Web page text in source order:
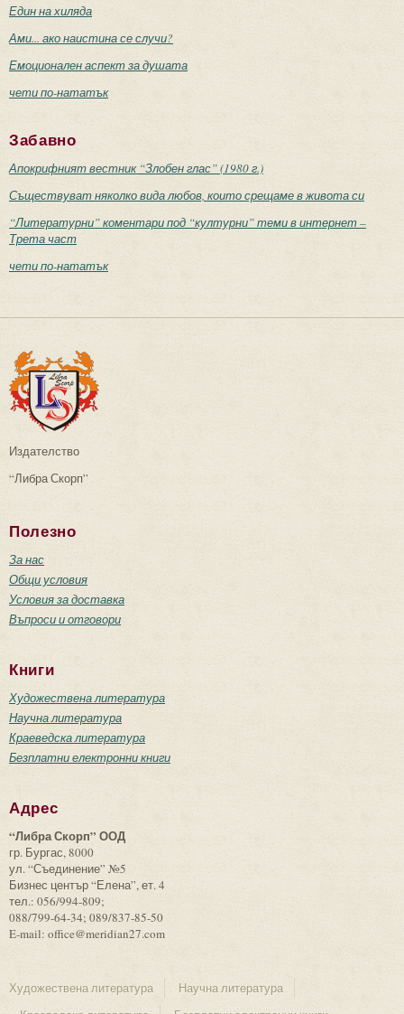
Един на хиляда
Ами... ако наистина се случи?
Емоционален аспект за душата
чети по-нататък
Забавно
Апокрифният вестник “Злобен глас” (1980 г.)
Съществуват няколко вида любов, които срещаме в живота си
“Литературни” коментари под “културни” теми в интернет –
Трета част
чети по-нататък
Издателство
“Либра Скорп”
Полезно
За нас
Общи условия
Условия за доставка
Въпроси и отговори
Книги
Художествена литература
Научна литература
Краеведска литература
Безплатни електронни книги
Адрес
“Либра Скорп” ООД
гр. Бургас, 8000
ул. “Съединение” №5
Бизнес център “Елена”, ет. 4
тел.: 056/994-809;
088/799-64-34; 089/837-85-50
E-mail: office@meridian27.com
Художествена литература
Научна литература